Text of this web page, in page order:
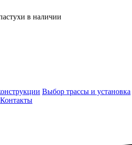
в наличии
Выбор трассы и установка
Контакты